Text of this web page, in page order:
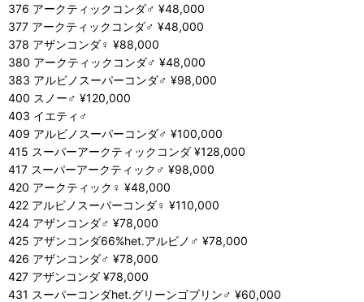
376 アークティックコンダ♂ ¥48,000
377 アークティックコンダ♂ ¥48,000
378 アザンコンダ♀ ¥88,000
380 アークティックコンダ♂ ¥48,000
383 アルビノスーパーコンダ♂ ¥98,000
400 スノー♂ ¥120,000
403 イエティ♂
409 アルビノスーパーコンダ♂ ¥100,000
415 スーパーアークティックコンダ ¥128,000
417 スーパーアークティック♂ ¥98,000
420 アークティック♀ ¥48,000
422 アルビノスーパーコンダ♀ ¥110,000
424 アザンコンダ♂ ¥78,000
425 アザンコンダ66%het.アルビノ♂ ¥78,000
426 アザンコンダ♂ ¥78,000
427 アザンコンダ ¥78,000
431 スーパーコンダhet.グリーンゴブリン♂ ¥60,000